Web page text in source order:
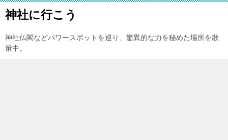
神社に行こう
神社仏閣などパワースポットを巡り、驚異的な力を秘めた場所を散
策中。